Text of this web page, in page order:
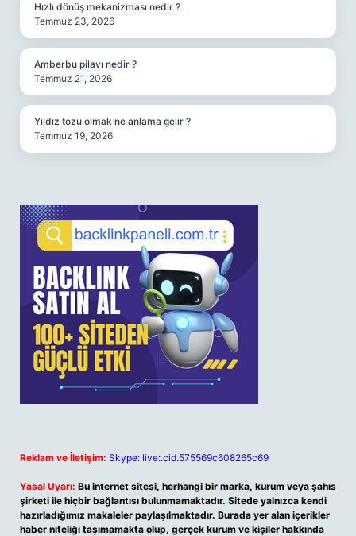
Hızlı dönüş mekanizması nedir ?
Temmuz 23, 2026
Amberbu pilavı nedir ?
Temmuz 21, 2026
Yıldız tozu olmak ne anlama gelir ?
Temmuz 19, 2026
Reklam ve İletişim: Skype: live:.cid.575569c608265c69
Yasal Uyarı: Bu internet sitesi, herhangi bir marka, kurum veya şahıs
şirketi ile hiçbir bağlantısı bulunmamaktadır. Sitede yalnızca kendi
hazırladığımız makaleler paylaşılmaktadır. Burada yer alan içerikler
haber niteliği taşımamakta olup, gerçek kurum ve kişiler hakkında